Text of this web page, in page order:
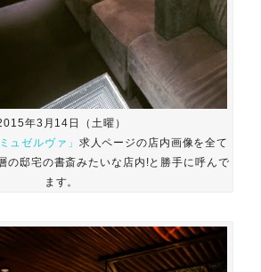
年3月14日（土曜）
ュゼルヴァ」 求人ページの店内画像を全て
の邸宅の書斎みたいな店内!と勝手に呼んで
ます。